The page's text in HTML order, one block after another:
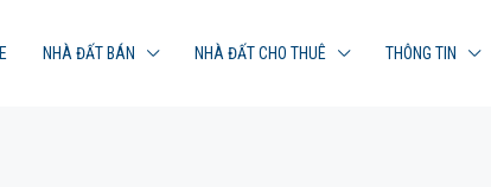
NHÀ ĐẤT BÁN NHÀ ĐẤT CHO THUÊ THÔNG TIN